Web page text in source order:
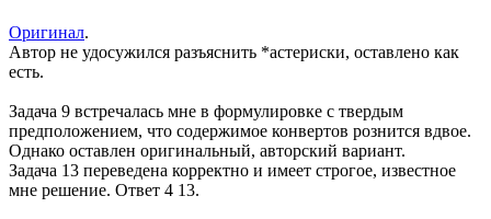
Оригинал.
Автор не удосужился разъяснить *астериски, оставлено как
есть.
Задача 9 встречалась мне в формулировке с твердым
предположением, что содержимое конвертов рознится вдвое.
Однако оставлен оригинальный, авторский вариант.
Задача 13 переведена корректно и имеет строгое, известное
мне решение. Ответ 4 13.